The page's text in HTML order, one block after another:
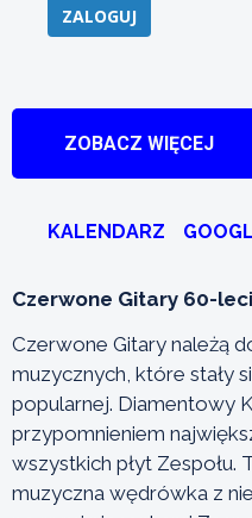
ZALOGUJ
ZOBACZ WIĘCEJ
KALENDARZ
Czerwone Gitary 60-
Czerwone Gitary należą
muzycznych, które stały
popularnej. Diamentowy
przypomnieniem
wszystkich płyt Zespołu.
muzyczna wędrówka z